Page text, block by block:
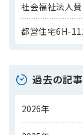
社会福祉法人
都営住宅6H-
過去の記事